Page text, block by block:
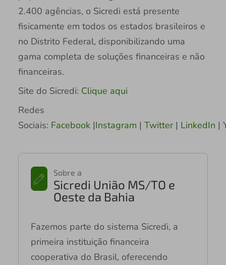
2.400 agências, o Sicredi está presente
fisicamente em todos os estados brasileiros e
no Distrito Federal, disponibilizando uma
gama completa de soluções financeiras e não
financeiras.
Site do Sicredi: Clique aqui
Redes
Sociais: Facebook|Instagram | Twitter| LinkedIn |
Sobre a
Sicredi União MS/TO e
Oeste da Bahia
Fazemos parte do sistema Sicredi, a
primeira instituição financeira
cooperativa do Brasil, oferecendo